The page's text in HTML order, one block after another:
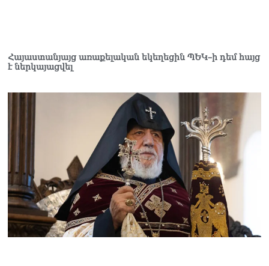
Հայաստանյայց առաքելական եկեղեցին ՊԵԿ–ի դեմ հայց
է ներկայացվել